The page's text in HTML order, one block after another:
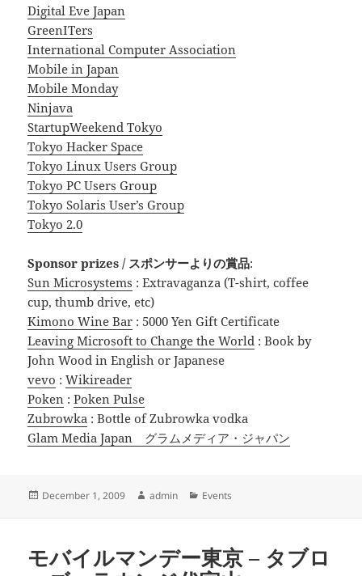
Digital Eve Japan
GreenITers
International Computer Association
Mobile in Japan
Mobile Monday
Ninjava
StartupWeekend Tokyo
Tokyo Hacker Space
Tokyo Linux Users Group
Tokyo PC Users Group
Tokyo Solaris User’s Group
Tokyo 2.0
Sponsor prizes / スポンサーよりの賞品:
Sun Microsystems : Extravaganza (T-shirt, coffee
cup, thumb drive, etc)
Kimono Wine Bar : 5000 Yen Gift Certificate
Leaving Microsoft to Change the World : Book by
John Wood in English or Japanese
vevo :Wikireader
Poken :Poken Pulse
Zubrowka : Bottle of Zubrowka vodka
Glam Media Japan グラムメディア・ジャパン
Posted
December 1, 2009 Author
admin Categories
Events
モバイルマンデー東京 – タブロ